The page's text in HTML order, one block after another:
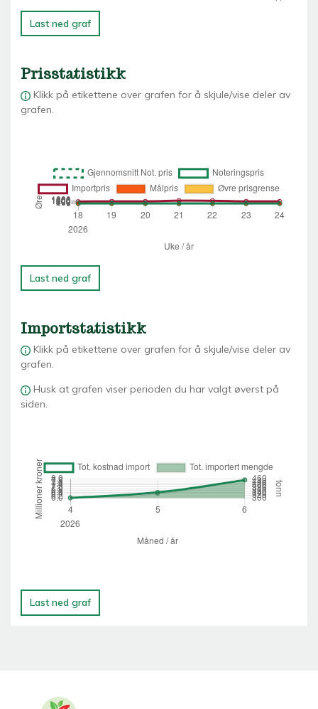
Last ned graf
Prisstatistikk
Klikk på etikettene over grafen for å skjule/vise deler av
grafen.
Last ned graf
Importstatistikk
Klikk på etikettene over grafen for å skjule/vise deler av
grafen.
Husk at grafen viser perioden du har valgt øverst på
siden.
Last ned graf